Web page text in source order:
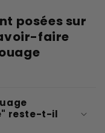
posées sur
faire
reste-t-il